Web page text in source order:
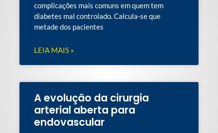
complicações mais comuns em quem tem
diabetes mal controlado. Calcula-se que
metade dos pacientes
LEIA MAIS »
A evolução da cirurgia
arterial aberta para
endovascular